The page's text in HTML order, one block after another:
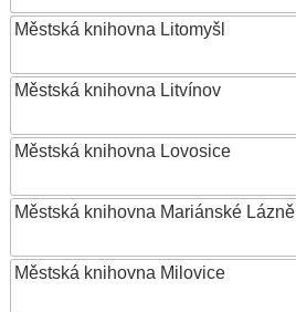
Městská knihovna Litomyšl
Městská knihovna Litvínov
Městská knihovna Lovosice
Městská knihovna Mariánské Lázně
Městská knihovna Milovice